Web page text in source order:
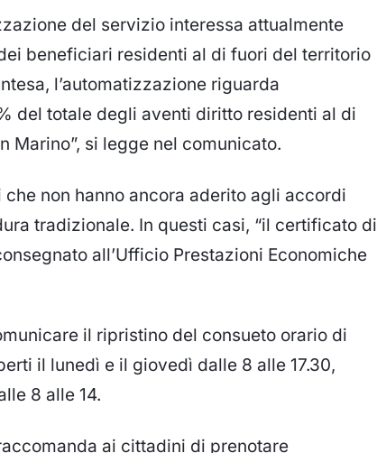
del servizio interessa attualmente
beneficiari residenti al di fuori del territorio
l’automatizzazione riguarda
del totale degli aventi diritto residenti al di
Marino”, si legge nel comunicato.
non hanno ancora aderito agli accordi
tradizionale. In questi casi, “il certificato di
all’Ufficio Prestazioni Economiche
il ripristino del consueto orario di
il lunedì e il giovedì dalle 8 alle 17.30,
8 alle 14.
ai cittadini di prenotare